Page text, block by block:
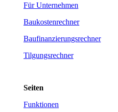
Für Unternehmen
Baukostenrechner
Baufinanzierungsrechner
Tilgungsrechner
Seiten
Funktionen